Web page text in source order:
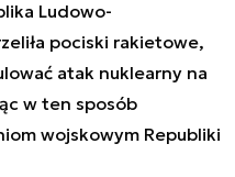
Ludowo-
pociski rakietowe,
atak nuklearny na
w ten sposób
wojskowym Republiki